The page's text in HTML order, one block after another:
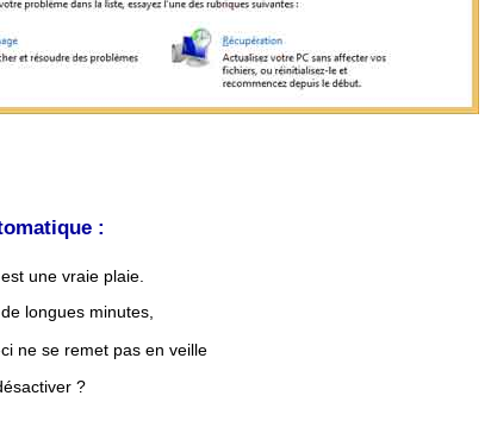
:
une vraie plaie.
longues minutes,
ne se remet pas en veille
?